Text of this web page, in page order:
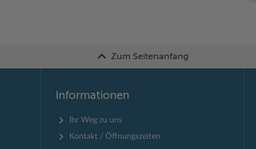
Zum Seitenanfang
Informationen
Ihr Weg zu uns
Kontakt / Öffnungszeiten